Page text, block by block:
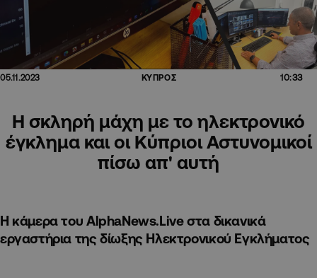
05.11.2023 ΚΥΠΡΟΣ 10:33
Η σκληρή μάχη με το ηλεκτρονικό
έγκλημα και οι Κύπριοι Αστυνομικοί
πίσω απ' αυτή
Η κάμερα του AlphaNews.Live στα δικανικά
εργαστήρια της δίωξης Ηλεκτρονικού Εγκλήματος